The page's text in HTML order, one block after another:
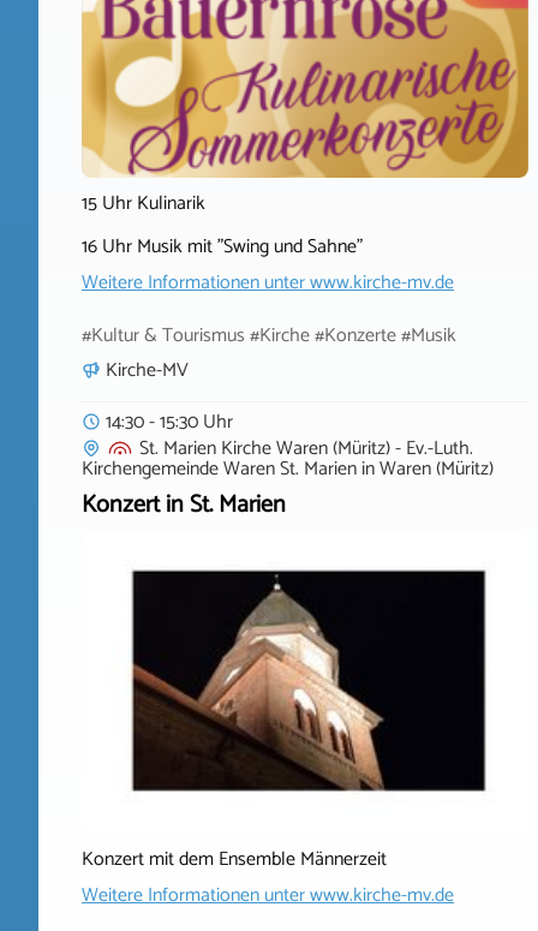
15 Uhr Kulinarik
16 Uhr Musik mit "Swing und Sahne"
Weitere Informationen unterwww.kirche-mv.de
#Kultur & Tourismus #Kirche #Konzerte #Musik
Kirche-MV
14:30 - 15:30 Uhr
St. Marien Kirche Waren (Müritz) - Ev.-Luth.
Kirchengemeinde Waren St. MarieninWaren (Müritz)
Konzert in St. Marien
Konzert mit dem Ensemble Männerzeit
Weitere Informationen unterwww.kirche-mv.de